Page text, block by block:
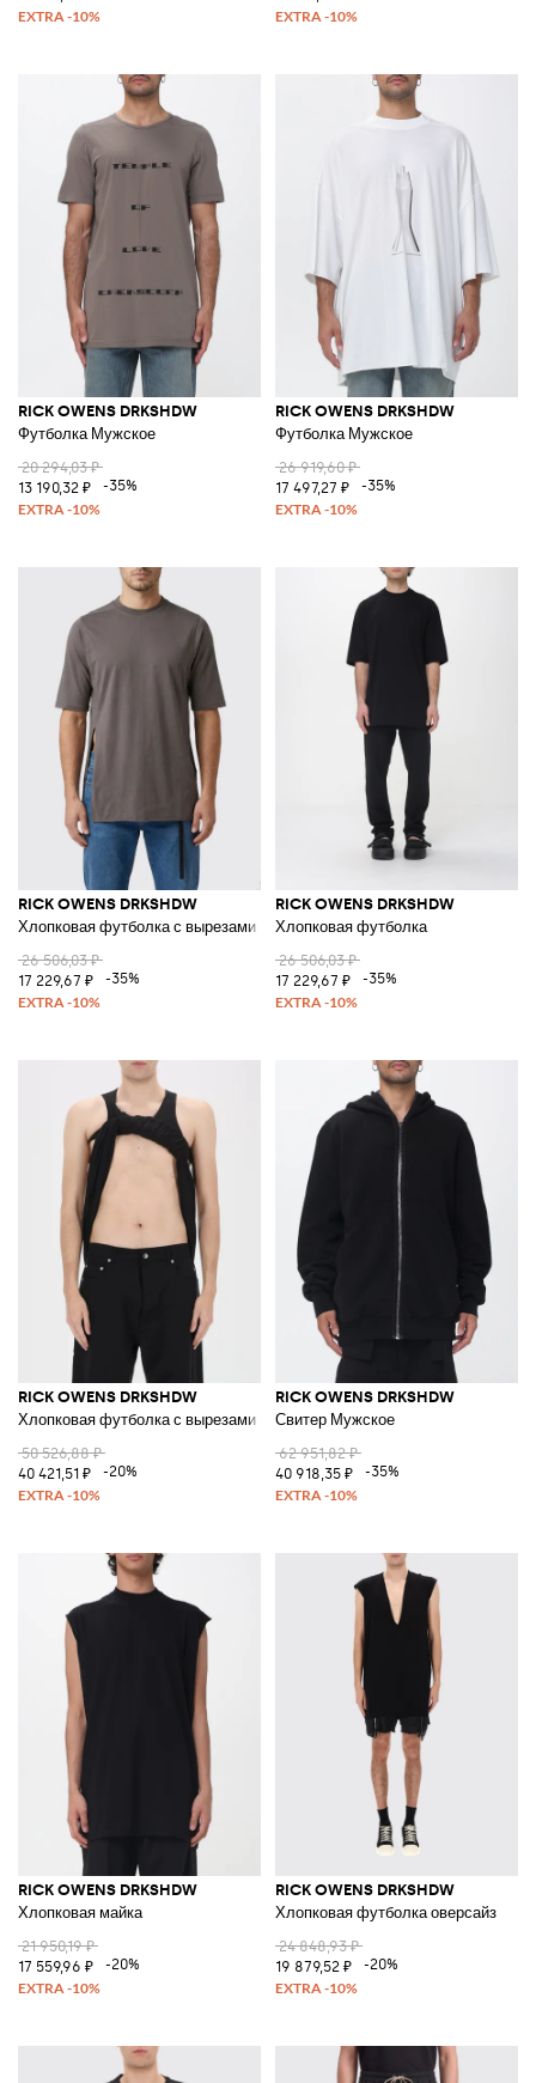
RICK OWENS DRKSHDW
Футболка Мужское
20 294,03 ₽
13 190,32 ₽
-35%
RICK OWENS DRKSHDW
Футболка Мужское
26 919,60 ₽
17 497,27 ₽
-35%
RICK OWENS DRKSHDW
Хлопковая футболка с вырезами
26 506,03 ₽
17 229,67 ₽
-35%
RICK OWENS DRKSHDW
Хлопковая футболка
26 506,03 ₽
17 229,67 ₽
-35%
RICK OWENS DRKSHDW
Хлопковая футболка с вырезами
50 526,88 ₽
40 421,51 ₽
-20%
RICK OWENS DRKSHDW
Свитер Мужское
62 951,82 ₽
40 918,35 ₽
-35%
RICK OWENS DRKSHDW
Хлопковая майка
21 950,19 ₽
17 559,96 ₽
-20%
RICK OWENS DRKSHDW
Хлопковая футболка оверсайз
24 848,93 ₽
19 879,52 ₽
-20%